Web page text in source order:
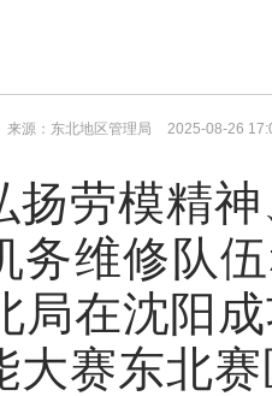
来源：东北地区管理局 2025-08-26
模精神
务维修队
局在沈阳
大赛东北